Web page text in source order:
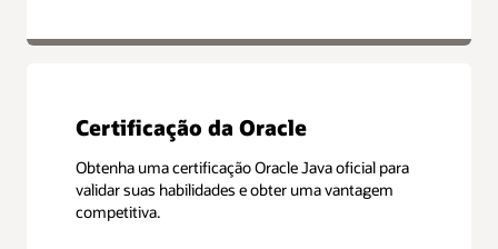
Certificação da Oracle
Obtenha uma certificação Oracle Java oficial para
validar suas habilidades e obter uma vantagem
competitiva.